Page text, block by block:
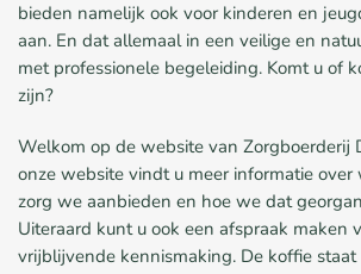
bieden namelijk ook voor kinderen en
aan. En dat allemaal in een veilige en
met professionele begeleiding. Komt u of
zijn?
Welkom op de website van Zorgboerderij
onze website vindt u meer informatie
zorg we aanbieden en hoe we dat
Uiteraard kunt u ook een afspraak maken
vrijblijvende kennismaking. De koffie staat